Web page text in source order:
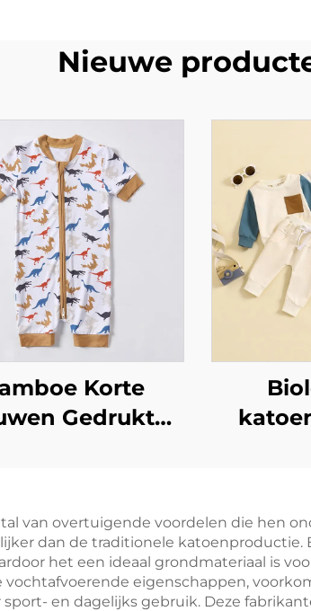
Nieuwe
Korte
Gedrukte
van overtuigende voordelen die hen
dan de traditionele
het een ideaal grondmateriaal is
eigenschappen,
en dagelijks gebruik. Deze